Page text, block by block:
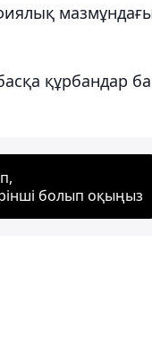
құрбандар
болып оқыңыз